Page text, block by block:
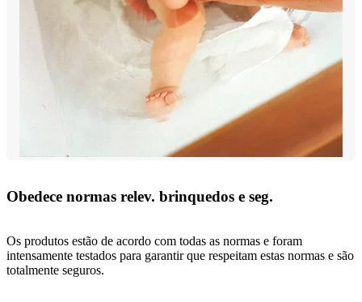
Obedece normas relev. brinquedos e seg.
Os produtos estão de acordo com todas as normas e foram
intensamente testados para garantir que respeitam estas normas e são
totalmente seguros.